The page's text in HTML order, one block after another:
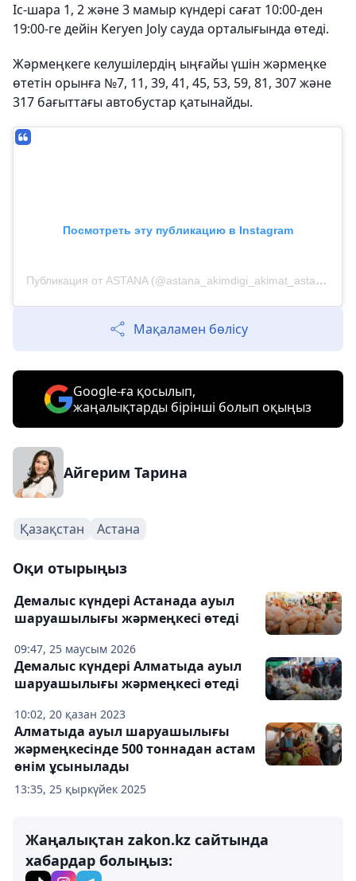
Іс-шара 1, 2 және 3 мамыр күндері сағат 10:00-ден
19:00-ге дейін Keryen Joly сауда орталығында өтеді.
Жәрмеңкеге келушілердің ыңғайы үшін жәрмеңке
өтетін орынға №7, 11, 39, 41, 45, 53, 59, 81, 307 және
317 бағыттағы автобустар қатынайды.
Посмотреть эту публикацию в Instagram
Публикация от ASTANA (@astana_akimdigi_akimat_astana)
Мақаламен бөлісу
Google-ға қосылып,
жаңалықтарды бірінші болып оқыңыз
Айгерим Тарина
Қазақстан Астана
Оқи отырыңыз
09:47, 25 маусым 2026
Демалыс күндері Астанада ауыл
шаруашылығы жәрмеңкесі өтеді
10:02, 20 қазан 2023
Демалыс күндері Алматыда ауыл
шаруашылығы жәрмеңкесі өтеді
13:35, 25 қыркүйек 2025
Алматыда ауыл шаруашылығы
жәрмеңкесінде 500 тоннадан астам
өнім ұсынылады
Жаңалықтан zakon.kz сайтында
хабардар болыңыз: